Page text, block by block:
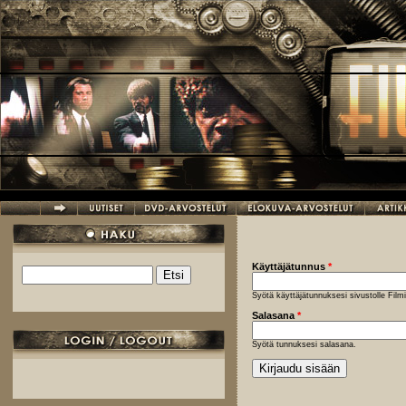
Hyppää pääsisältöön
Hakulomake
Käyttäjätunnus *
Syötä käyttäjätunnuksesi sivustolle
Salasana *
Syötä tunnuksesi salasana.